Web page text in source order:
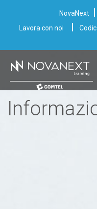
NovaNext |
Lavora con noi
|